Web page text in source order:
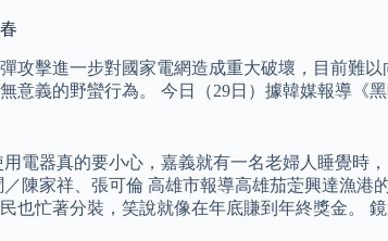
攻擊進一步對國家電網造成重大破壞，目前難
意義的野蠻行為。 今日（29日）據韓媒報導
電器真的要小心，嘉義就有一名老婦人睡覺
陳家祥、張可倫 高雄市報導高雄茄萣興達漁
也忙著分裝，笑說就像在年底賺到年終獎金。